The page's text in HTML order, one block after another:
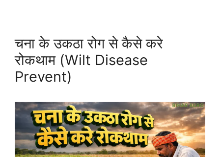
चना के उकठा रोग से कैसे करे
रोकथाम (Wilt Disease
Prevent)